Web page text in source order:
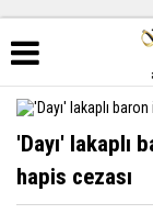
'Dayı' lakaplı
hapis cezası